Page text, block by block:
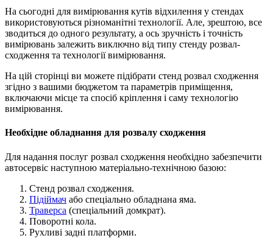
На сьогодні для вимірювання кутів відхилення у стендах
використовуються різноманітні технології. Але, зрештою, все
зводиться до одного результату, а ось зручність і точність
вимірювань залежить виключно від типу стенду розвал-
сходження та технології вимірювання.
На цій сторінці ви можете підібрати стенд розвал сходження
згідно з вашими бюджетом та параметрів приміщення,
включаючи місце та спосіб кріплення і саму технологію
вимірювання.
Необхідне обладнання для розвалу сходження
Для надання послуг розвал сходження необхідно забезпечити
автосервіс наступною матеріально-технічною базою:
Стенд розвал сходження.
Підіймач або спеціально обладнана яма.
Траверса (спеціальний домкрат).
Поворотні кола.
Рухливі задні платформи.